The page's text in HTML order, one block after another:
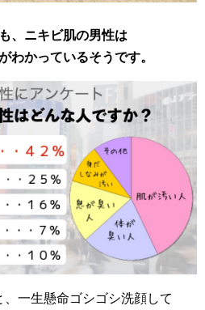
、ニキビ肌の男性は
わかっているそうです。
一生懸命ゴシゴシ洗顔して